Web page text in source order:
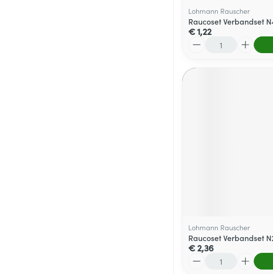
Lohmann Rauscher
Raucoset Verbandset
€ 1,22
Lohmann Rauscher
Raucoset Verbandset
€ 2,36